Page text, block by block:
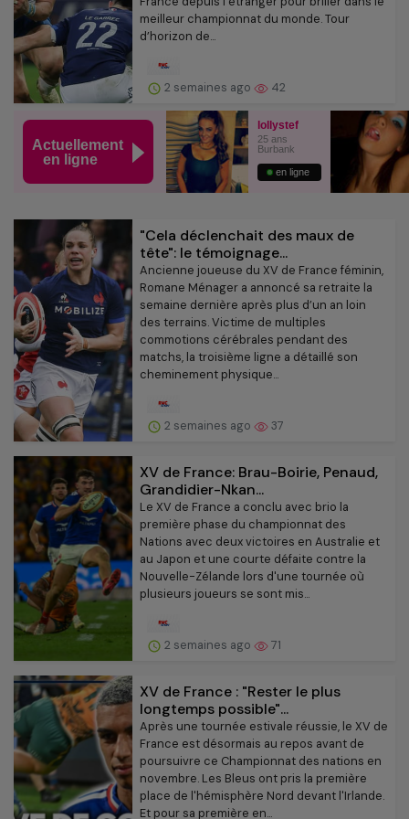
meilleur championnat du monde. Tour
d’horizon de...
2 semaines ago 42
"Cela déclenchait des maux de
tête": le témoignage...
Ancienne joueuse du XV de France féminin,
Romane Ménager a annoncé sa retraite la
semaine dernière après plus d’un an loin
des terrains. Victime de multiples
commotions cérébrales pendant des
matchs, la troisième ligne a détaillé son
cheminement physique...
2 semaines ago 37
XV de France: Brau-Boirie, Penaud,
Grandidier-Nkan...
Le XV de France a conclu avec brio la
première phase du championnat des
Nations avec deux victoires en Australie et
au Japon et une courte défaite contre la
Nouvelle-Zélande lors d'une tournée où
plusieurs joueurs se sont mis...
2 semaines ago 71
XV de France : "Rester le plus
longtemps possible"...
Après une tournée estivale réussie, le XV de
France est désormais au repos avant de
poursuivre ce Championnat des nations en
novembre. Les Bleus ont pris la première
place de l'hémisphère Nord devant l'Irlande.
Et pour sa première en...